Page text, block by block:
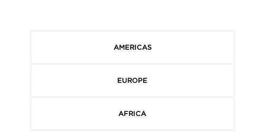
AMERICAS
EUROPE
AFRICA